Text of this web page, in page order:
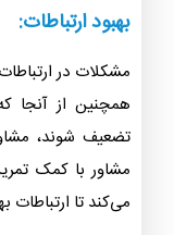
بهبود ارتباطات:
مشکلات در
همچنین از آنجا
تضعیف شوند،
مشاور با کمک
می‌کند تا ارتباطات